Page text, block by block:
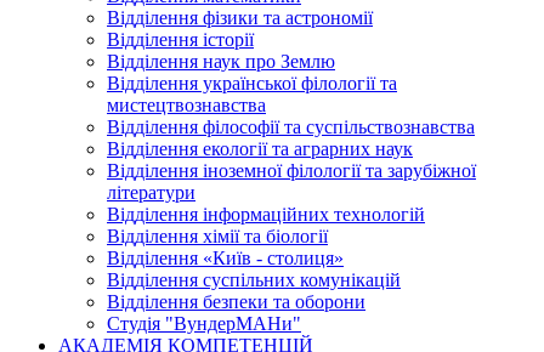
Відділення фізики та астрономії
Відділення історії
Відділення наук про Землю
Відділення української філології та
мистецтвознавства
Відділення філософії та суспільствознавства
Відділення екології та аграрних наук
Відділення іноземної філології та зарубіжної
літератури
Відділення інформаційних технологій
Відділення хімії та біології
Відділення «Київ - столиця»
Відділення суспільних комунікацій
Відділення безпеки та оборони
Студія "ВундерМАНи"
АКАДЕМІЯ КОМПЕТЕНЦІЙ